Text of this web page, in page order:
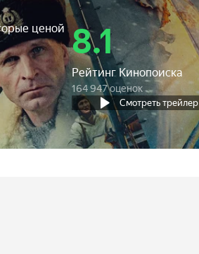
ценой 8.1
Рейтинг Кинопоиска
164 947 оценок
Смотреть трейлер